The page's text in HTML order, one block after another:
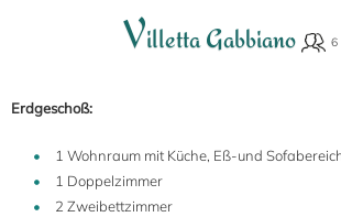
Villetta Gabbiano
Erdgeschoß:
1 Wohnraum mit Küche, Eß-und
1 Doppelzimmer
2 Zweibettzimmer